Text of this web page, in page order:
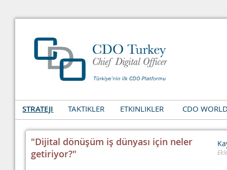
STRATEJI TAKTIKLER ETKINLIKLER CDO
"Dijital dönüşüm iş dünyası için neler
getiriyor?"